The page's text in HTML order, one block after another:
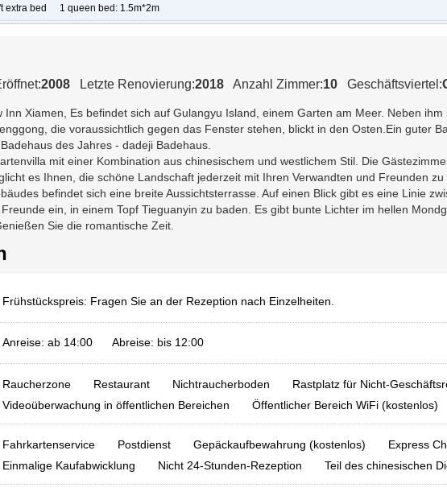
extra bed
1 queen bed: 1.5m*2m
2008 Letzte Renovierung:2018 Anzahl Zimmer:10 Geschäftsviertel:
Inn Xiamen , Es befindet sich auf Gulangyu Island, einem Garten am Meer. Neben
die voraussichtlich gegen das Fenster stehen, blickt in den Osten.Ein guter
des Jahres - dadeji Badehaus.
mit einer Kombination aus chinesischem und westlichem Stil. Die
es Ihnen, die schöne Landschaft jederzeit mit Ihren Verwandten und Freunden zu
befindet sich eine breite Aussichtsterrasse. Auf einen Blick gibt es eine Linie
ein, in einem Topf Tieguanyin zu baden. Es gibt bunte Lichter im hellen
Sie die romantische Zeit.
Frühstückspreis: Fragen Sie an der Rezeption nach Einzelheiten.
Anreise: ab 14:00 Abreise: bis 12:00
Raucherzone Restaurant Nichtraucherboden
Rastplatz für Nicht-
Videoüberwachung in öffentlichen Bereichen
Öffentlicher Bereich WiFi (kostenlos)
Fahrkartenservice Postdienst Gepäckaufbewahrung (kostenlos)
Express
Einmalige Kaufabwicklung
Nicht 24-Stunden-Rezeption Teil des chinesischen